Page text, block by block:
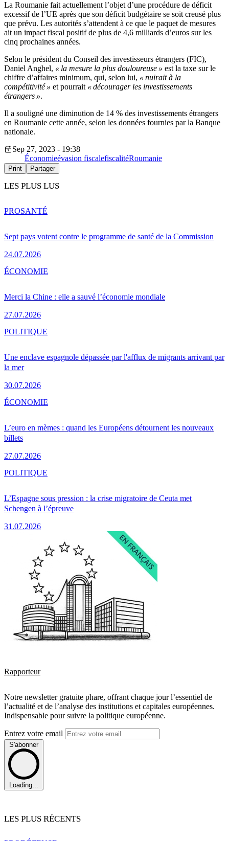
La Roumanie fait actuellement l’objet d’une procédure de déficit
excessif de l’UE après que son déficit budgétaire se soit creusé plus
que prévu. Les autorités s’attendent à ce que le paquet de mesures
ait un impact fiscal positif de plus de 4,6 milliards d’euros sur les
cinq prochaines années.
Selon le président du Conseil des investisseurs étrangers (FIC),
Daniel Anghel, « la mesure la plus douloureuse » est la taxe sur le
chiffre d’affaires minimum, qui, selon lui, « nuirait à la
compétitivité » et pourrait « décourager les investissements
étrangers ».
Il a souligné une diminution de 14 % des investissements étrangers
en Roumanie cette année, selon les données fournies par la Banque
nationale.
Sep 27, 2023 - 19:38
Économieévasion fiscalefiscalitéRoumanie
Print Partager
LES PLUS LUS
Sept pays votent contre le programme de santé de la Commission
24.07.2026
PROSANTÉ
Merci la Chine : elle a sauvé l’économie mondiale
27.07.2026
ÉCONOMIE
Une enclave espagnole dépassée par l'afflux de migrants arrivant par
la mer
30.07.2026
POLITIQUE
L’euro en mèmes : quand les Européens détournent les nouveaux
billets
27.07.2026
ÉCONOMIE
L’Espagne sous pression : la crise migratoire de Ceuta met
Schengen à l’épreuve
31.07.2026
POLITIQUE
Rapporteur
Notre newsletter gratuite phare, offrant chaque jour l’essentiel de
l’actualité et de l’analyse des institutions et capitales européennes.
Indispensable pour suivre la politique européenne.
Entrez votre email
S'abonner
Loading...
LES PLUS RÉCENTS